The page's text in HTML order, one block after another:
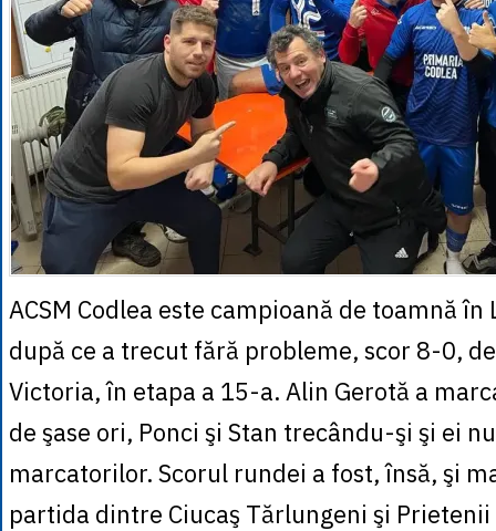
ACSM Codlea este campioană de toamnă în
după ce a trecut fără probleme, scor 8-0,
Victoria, în etapa a 15-a. Alin Gerotă a
de şase ori, Ponci şi Stan trecându-şi şi ei
marcatorilor. Scorul rundei a fost, însă, şi
partida dintre Ciucaş Tărlungeni şi